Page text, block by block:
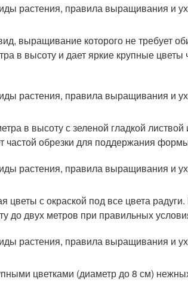
выращивание которого не требует
в высоту и дает яркие крупные
в высоту с зеленой гладкой
частой обрезки для поддержания
с окраской под все цвета
до двух метров при правильных
цветками (диаметр до 8 см)